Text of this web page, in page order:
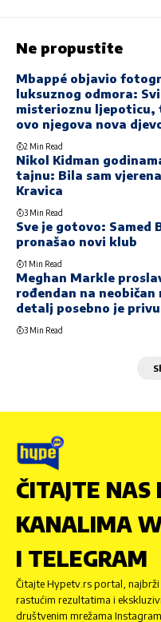
Ne propustite
Mbappé objavio
luksuznog odmora:
misterioznu ljepoticu,
ovo njegova nova
2 Min Read
Nikol Kidman
tajnu: Bila sam
Kravica
3 Min Read
Sve je gotovo: Samed
pronašao novi klub
1 Min Read
Meghan Markle
rođendan na neobičan
detalj posebno je
3 Min Read
ČITAJTE
KANALIMA
I TELEGRAM
Čitajte Hypetv.rs portal,
rastućim rezultatima i
društvenim mrežama